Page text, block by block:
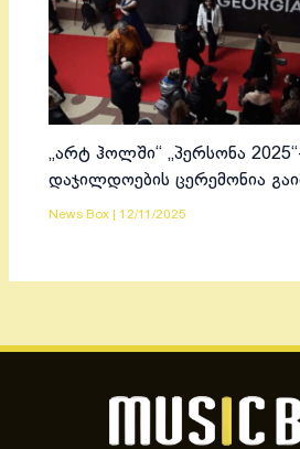
„არტ ჰოლში“ „პერსონა
დაჯილდოების ცერემონია
News Box |12/11/2025